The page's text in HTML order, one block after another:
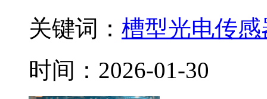
关键词： 槽型光电传感
时间：2026-01-30